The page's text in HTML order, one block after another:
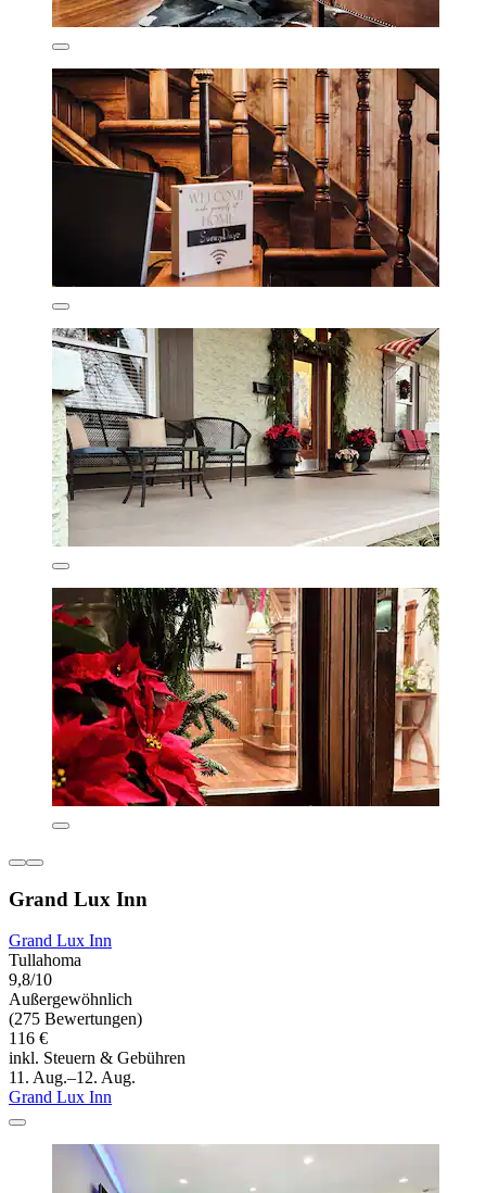
Grand Lux Inn
Grand Lux Inn
Tullahoma
9,8/10
Außergewöhnlich
(275 Bewertungen)
116 €
inkl. Steuern & Gebühren
11. Aug.–12. Aug.
Grand Lux Inn